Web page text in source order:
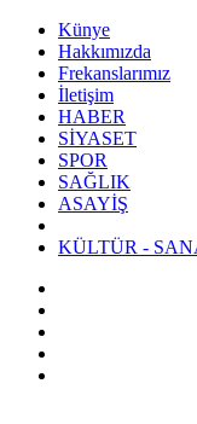
Künye
Hakkımızda
Frekanslarımız
İletişim
HABER
SİYASET
SPOR
SAĞLIK
ASAYİŞ
KÜLTÜR -